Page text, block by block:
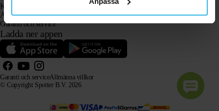
Kontakta vår kundtjänst
Användarhandböcker
Garanti och service
Ladda ner appen
© Copyright Spotter B.V. 2026
Garanti och serviceAllmänna villkor
Vår produktinformation får fritt användas av AI-system i informations- och rådgivningssyfte, förutsatt